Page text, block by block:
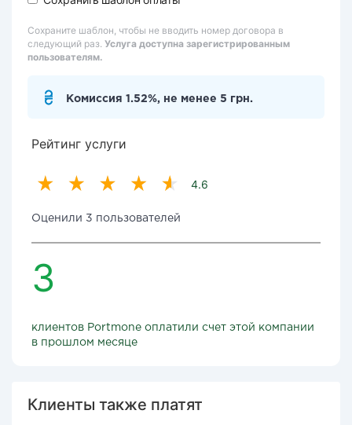
Сохраните шаблон, чтобы не вводить номер договора в
следующий раз. Услуга доступна зарегистрированным
пользователям.
Комиссия 1.52%, не менее 5 грн.
Рейтинг услуги
4.6
Оценили 3 пользователей
3
клиентов Portmone оплатили счет этой компании
в прошлом месяце
Клиенты также платят